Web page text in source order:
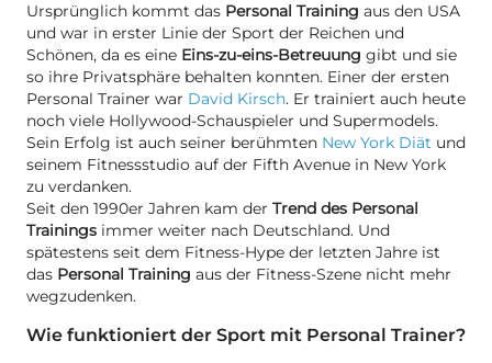
Ursprünglich kommt das Personal Training aus den USA
und war in erster Linie der Sport der Reichen und
Schönen, da es eine Eins-zu-eins-Betreuung gibt und sie
so ihre Privatsphäre behalten konnten. Einer der ersten
Personal Trainer war David Kirsch. Er trainiert auch heute
noch viele Hollywood-Schauspieler und Supermodels.
Sein Erfolg ist auch seiner berühmten New York Diät und
seinem Fitnessstudio auf der Fifth Avenue in New York
zu verdanken.
Seit den 1990er Jahren kam der Trend des Personal
Trainings immer weiter nach Deutschland. Und
spätestens seit dem Fitness-Hype der letzten Jahre ist
das Personal Training aus der Fitness-Szene nicht mehr
wegzudenken.
Wie funktioniert der Sport mit Personal Trainer?